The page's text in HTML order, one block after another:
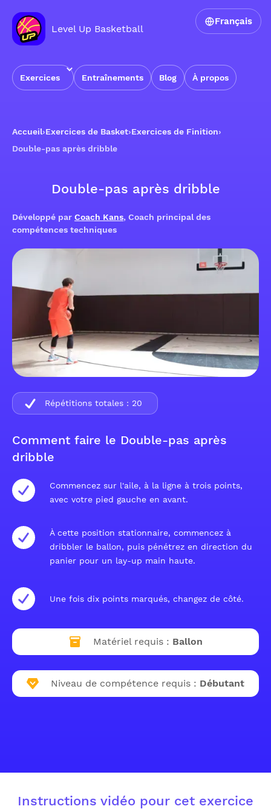
Level Up Basketball
Exercices Entraînements Blog À propos
Français
Accueil›Exercices de Basket›Exercices de Finition›
Double-pas après dribble
Double-pas après dribble
Développé par Coach Kans, Coach principal des
compétences techniques
Comment faire le Double-pas après
dribble
Commencez sur l'aile, à la ligne à trois points,
avec votre pied gauche en avant.
À cette position stationnaire, commencez à
dribbler le ballon, puis pénétrez en direction du
panier pour un lay-up main haute.
Une fois dix points marqués, changez de côté.
Matériel requis : Ballon
Niveau de compétence requis : Débutant
Répétitions totales : 20
Instructions vidéo pour cet exercice